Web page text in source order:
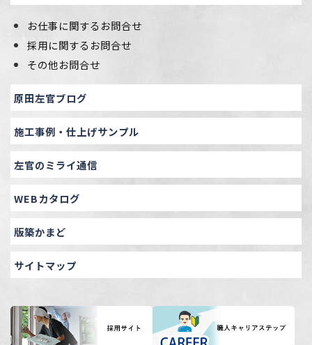
お仕事に関するお問合せ
採用に関するお問合せ
その他お問合せ
原田左官ブログ
施工事例・仕上げサンプル
左官のミライ通信
WEBカタログ
版築かまど
サイトマップ